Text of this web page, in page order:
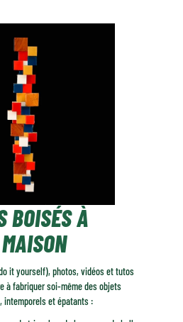
BOISÉS À
it yourself), photos, vidéos et tutos
à fabriquer soi-même des objets
intemporels et épatants :